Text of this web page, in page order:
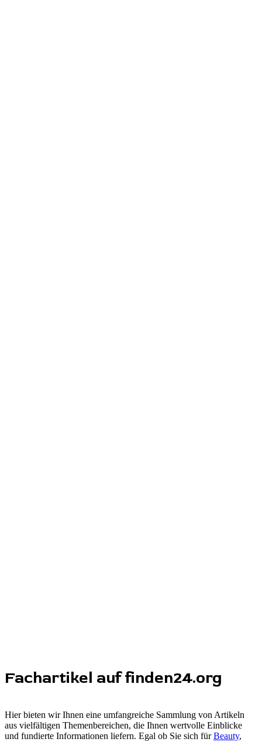
Fachartikel auf finden24.org
Hier bieten wir Ihnen eine umfangreiche Sammlung von Artikeln
aus vielfältigen Themenbereichen, die Ihnen wertvolle Einblicke
und fundierte Informationen liefern. Egal ob Sie sich fürBeauty,